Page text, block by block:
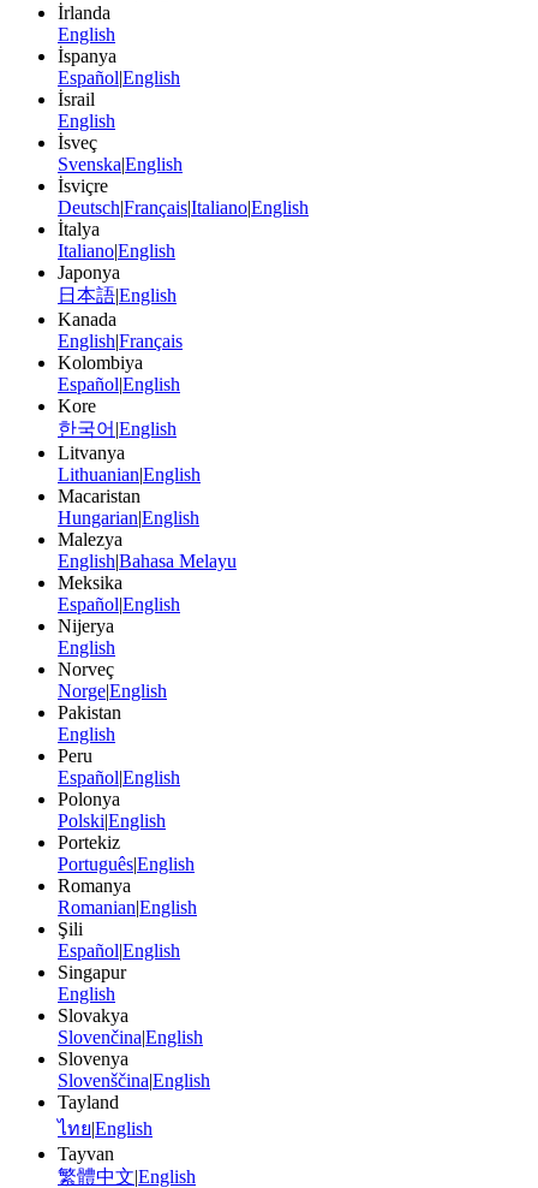
İrlanda
English
İspanya
Español|English
İsrail
English
İsveç
Svenska|English
İsviçre
Deutsch|Français|Italiano|English
İtalya
Italiano|English
Japonya
日本語|English
Kanada
English|Français
Kolombiya
Español|English
Kore
한국어 |English
Litvanya
Lithuanian|English
Macaristan
Hungarian|English
Malezya
English|Bahasa Melayu
Meksika
Español|English
Nijerya
English
Norveç
Norge|English
Pakistan
English
Peru
Español|English
Polonya
Polski|English
Portekiz
Português|English
Romanya
Romanian|English
Şili
Español|English
Singapur
English
Slovakya
Slovenčina|English
Slovenya
Slovenščina|English
Tayland
ไทย|English
Tayvan
繁體中文|English